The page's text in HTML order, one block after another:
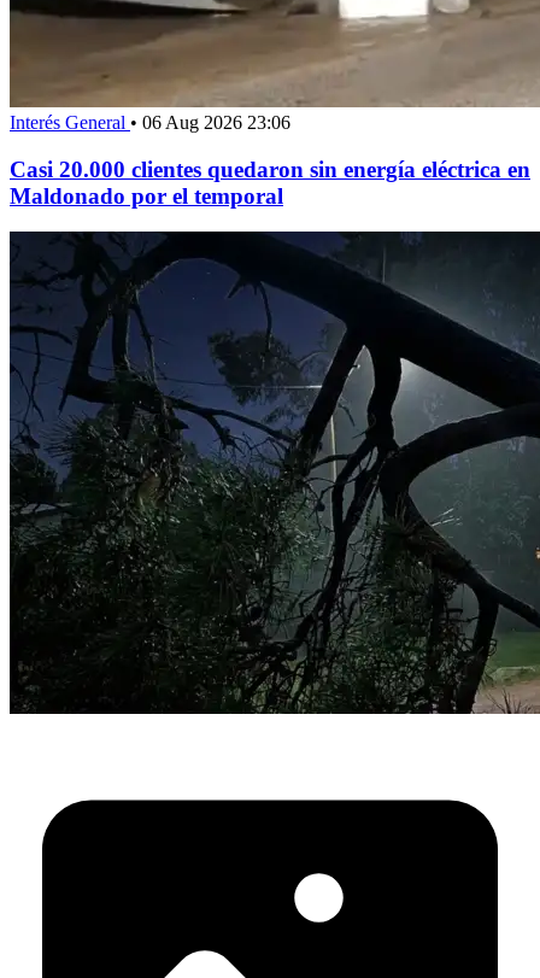
Interés General • 06 Aug 2026 23:06
Casi 20.000 clientes quedaron sin energía eléctrica en
Maldonado por el temporal